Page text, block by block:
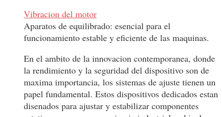
Vibracion del motor
Aparatos de equilibrado: esencial para el
funcionamiento estable y eficiente de las maquinas.
En el ambito de la innovacion contemporanea, donde
la rendimiento y la seguridad del dispositivo son de
maxima importancia, los sistemas de ajuste tienen un
papel fundamental. Estos dispositivos dedicados estan
disenados para ajustar y estabilizar componentes